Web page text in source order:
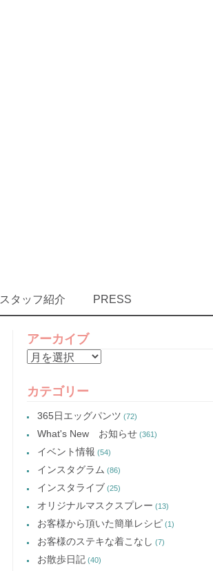
スタッフ紹介 PRESS
アーカイブ
ア
カ
カテゴリー
365日エッグパンツ (72)
What's New お知らせ (361)
イベント情報 (54)
インスタグラム (86)
インスタライブ (25)
オリジナルマスクスプレー (13)
お客様から頂いた簡単レシピ (1)
お客様のステキな着こなし (7)
お散歩日記 (40)